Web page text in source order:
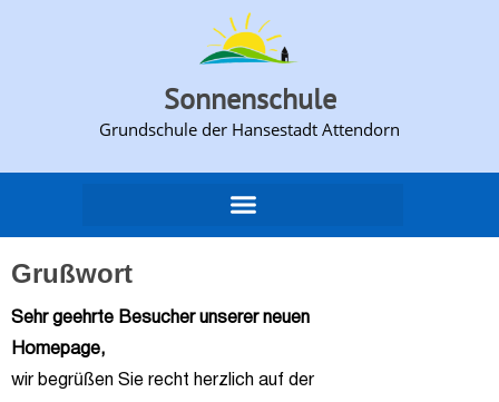
Sonnenschule
Grundschule der Hansestadt Attendorn​
Grußwort
Sehr geehrte Besucher unserer neuen
Homepage,
wir begrüßen Sie recht herzlich auf der